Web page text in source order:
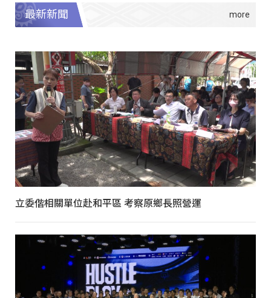
最新新聞
立委偕相關單位赴和平區 考察原鄉長照營運